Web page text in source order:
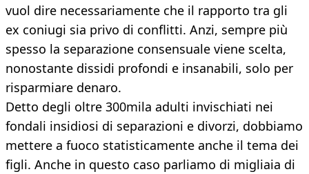
vuol dire necessariamente che il rapporto tra gli
ex coniugi sia privo di conflitti. Anzi, sempre più
spesso la separazione consensuale viene scelta,
nonostante dissidi profondi e insanabili, solo per
risparmiare denaro.
Detto degli oltre 300mila adulti invischiati nei
fondali insidiosi di separazioni e divorzi, dobbiamo
mettere a fuoco statisticamente anche il tema dei
figli. Anche in questo caso parliamo di migliaia di